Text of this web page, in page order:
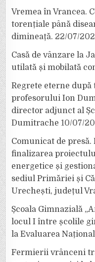
Vremea în Vrancea.
torențiale până
dimineață. 22/07/
Casă de vânzare la
utilată și mobilată
Regrete eterne după
profesorului Ion
director adjunct al
Dumitrache 10/07/
Comunicat de
finalizarea
energetice și
sediul Primăriei și
Urechești, județul
Școala Gimnazială
locul I între școlile
la Evaluarea
Fermierii vrânceni